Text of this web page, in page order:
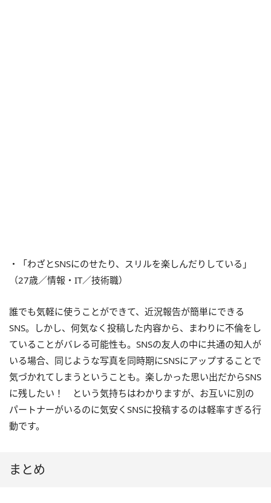
・「わざとSNSにのせたり、スリルを楽しんだりしている」
（27歳／情報・IT／技術職）
誰でも気軽に使うことができて、近況報告が簡単にできる
SNS。しかし、何気なく投稿した内容から、まわりに不倫をし
ていることがバレる可能性も。SNSの友人の中に共通の知人が
いる場合、同じような写真を同時期にSNSにアップすることで
気づかれてしまうということも。楽しかった思い出だからSNS
に残したい！ という気持ちはわかりますが、お互いに別の
パートナーがいるのに気安くSNSに投稿するのは軽率すぎる行
動です。
まとめ